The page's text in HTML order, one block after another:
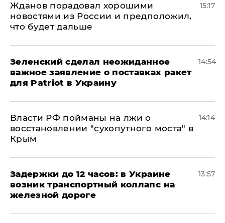
Жданов порадовал хорошими
новостями из России и предположил,
что будет дальше
15:17
Зеленский сделал неожиданное
важное заявление о поставках ракет
для Patriot в Украину
14:54
Власти РФ пойманы на лжи о
восстановлении "сухопутного моста" в
Крым
14:14
Задержки до 12 часов: в Украине
возник транспортный коллапс на
железной дороге
13:57